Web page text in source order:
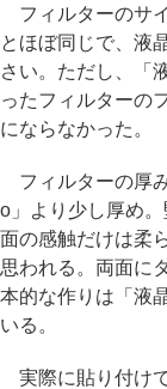
フィルターのサ
とほぼ同じで、液
さい。ただし、「
ったフィルターの
にならなかった。
フィルターの厚
o」より少し厚め
面の感触だけは柔
思われる。両面に
本的な作りは「液
いる。
実際に貼り付け